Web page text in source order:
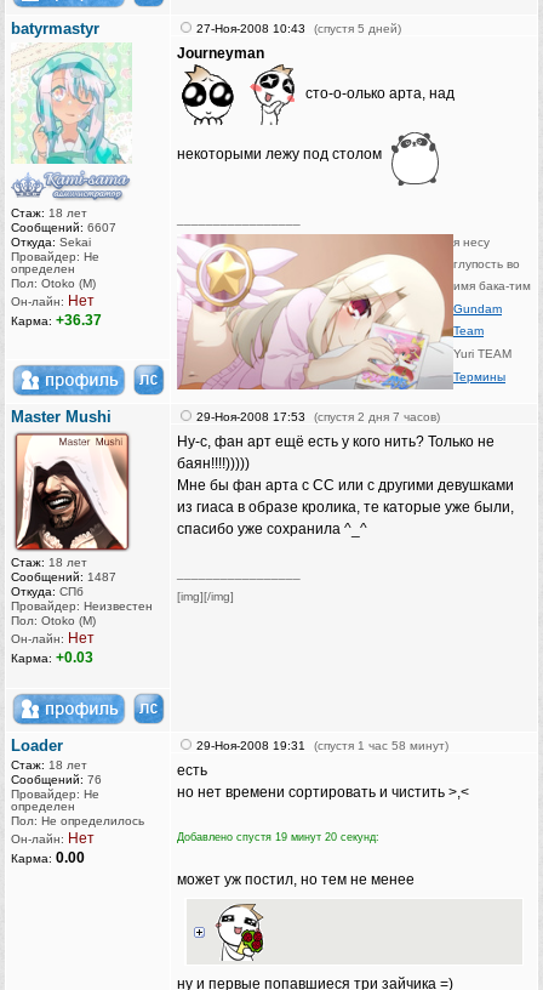
batyrmastyr
Стаж: 18 лет
Сообщений: 6607
Откуда: Sekai
Провайдер: Не
определен
Пол: Otoko (M)
Он-лайн: Нет
Карма: +36.37
27-Ноя-2008 10:43 (спустя 5 дней)
Journeyman
сто-о-олько арта, над
некоторыми лежу под столом
я несу
глупость во
имя бака-тим
Gundam
Team
Yuri TEAM
Термины
Master Mushi
Стаж: 18 лет
Сообщений: 1487
Откуда: СПб
Провайдер: Неизвестен
Пол: Otoko (M)
Он-лайн: Нет
Карма: +0.03
29-Ноя-2008 17:53 (спустя 2 дня 7 часов)
Ну-с, фан арт ещё есть у кого нить? Только не
баян!!!!)))))
Мне бы фан арта с СС или с другими девушками
из гиаса в образе кролика, те каторые уже были,
спасибо уже сохранила ^_^
[img][/img]
Loader
Стаж: 18 лет
Сообщений: 76
Провайдер: Не
определен
Пол: Не определилось
Он-лайн: Нет
Карма: 0.00
29-Ноя-2008 19:31 (спустя 1 час 58 минут)
есть
но нет времени сортировать и чистить >,<
Добавлено спустя 19 минут 20 секунд:
может уж постил, но тем не менее
ну и первые попавшиеся три зайчика =)